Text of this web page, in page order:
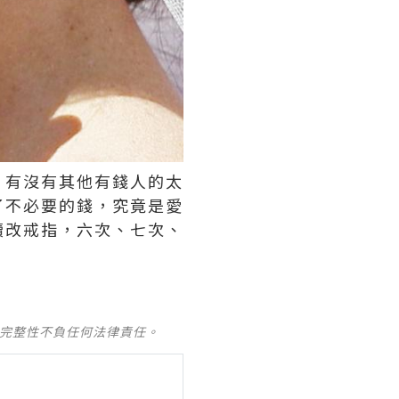
沒有其他有錢人的太
必要的錢，究竟是愛
戒指，六次、七次、
整性不負任何法律責任。